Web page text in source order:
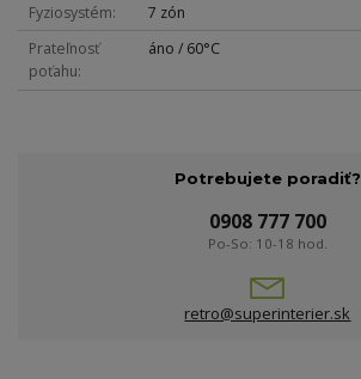
Fyziosystém
7 zón
Prateľnosť
poťahu
áno / 60°C
Potrebujete poradiť?
0908 777 700
Po-So: 10-18 hod.
retro@superinterier.sk